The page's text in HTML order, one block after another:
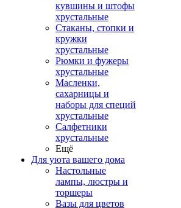
кувшины и штофы
хрустальные
Стаканы, стопки и
кружки
хрустальные
Рюмки и фужеры
хрустальные
Масленки,
сахарницы и
наборы для специй
хрустальные
Салфетники
хрустальные
Ещё
Для уюта вашего дома
Настольные
лампы, люстры и
торшеры
Вазы для цветов